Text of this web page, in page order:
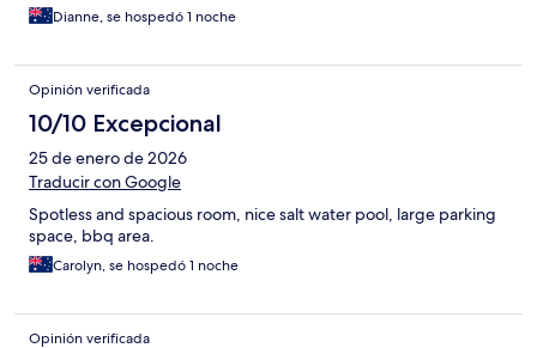
Dianne, se hospedó 1 noche
Opinión verificada
10/10 Excepcional
25 de enero de 2026
Traducir con Google
Spotless and spacious room, nice salt water pool, large parking
space, bbq area.
Carolyn, se hospedó 1 noche
Opinión verificada